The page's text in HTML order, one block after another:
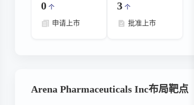
0 个
申请上市
3 个
批准上市
Arena Pharmaceuticals Inc布局靶点